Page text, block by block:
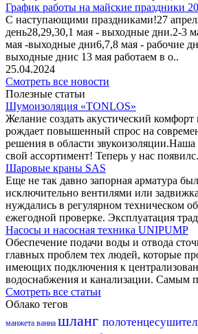
График работы на майские праздники
С наступающими праздниками!27
день28,29,30,1 мая - выходные дни.2-3
мая -выходные дни6,7,8 мая - рабочие
выходные днис 13 мая работаем в о..
25.04.2024
Смотреть все новости
Полезные статьи
Шумоизоляция «TONLOS»
Желание создать акустический
рождает повышенный спрос на
решения в области
свой ассортимент! Теперь у нас
Шаровые краны SAS
Еще не так давно запорная арматура
исключительно вентилями или
нуждались в регулярном техническом
ежегодной проверке. Эксплуатация
Насосы и насосная техника UNIPUMP
Обеспечение подачи воды и отвода
главных проблем тех людей, которые
имеющих подключения к
водоснабжения и канализации. Самым
Смотреть все статьи
Облако тегов
манжета ванна шланг